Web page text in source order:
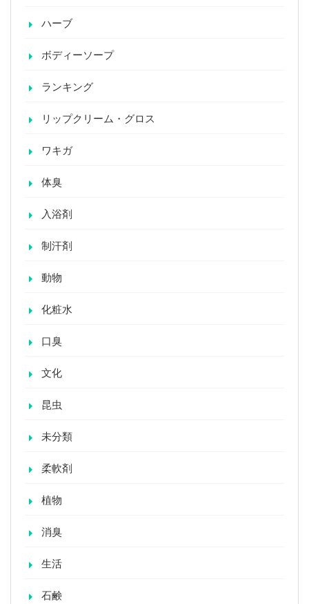
ハーブ
ボディーソープ
ランキング
リップクリーム・グロス
ワキガ
体臭
入浴剤
制汗剤
動物
化粧水
口臭
文化
昆虫
未分類
柔軟剤
植物
消臭
生活
石鹸